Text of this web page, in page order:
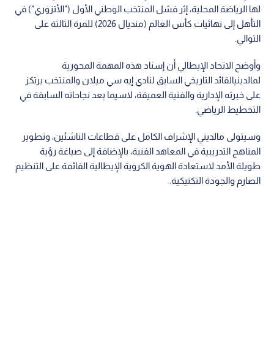
لها الرياضة المحلية، إثر فشل المنتخب الوطني الأول ("الأتزوري") في
التأهل إلى نهائيات كأس العالم (منديال 2026) للمرة الثالثة على
التوالي.
وأوضح الاتحاد الإيطالي أن إسناد هذه المهمة المحورية
لمالدينيالقائد التاريخي السابق لنادي إيه سي ميلان والمنتخب يرتكز
على خبرته الإدارية والفنية العميقة، لاسيما بعد نجاحاته السابقة في
التخطيط الرياضي.
وسيتولى مالديني الإشراف الكامل على قطاعات الناشئين، وتطوير
المناهج التدريبية في المعاهد الفنية، بالإضافة إلى صياغة رؤية
طويلة الأمد لاستعادة الهوية الكروية الإيطالية القائمة على التنظيم
الصارم والجودة التكتيكية.